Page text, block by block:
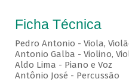
Ficha Técnica
Pedro Antonio - Viola,
Antonio Galba - Violino,
Aldo Lima - Piano e Voz
Antônio José - Percussão